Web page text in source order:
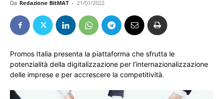
Da Redazione BitMAT - 21/01/2022
Promos Italia presenta la piattaforma che sfrutta le
potenzialità della digitalizzazione per l’internazionalizzazione
delle imprese e per accrescere la competitività.